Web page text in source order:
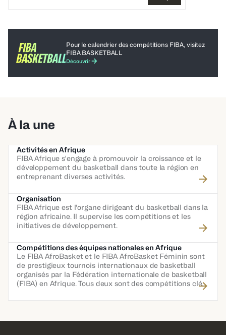
Pour le calendrier des compétitions FIBA, visitez
FIBA ​​BASKETBALL
Découvrir
À la une
Activités en Afrique
FIBA Afrique s'engage à promouvoir la croissance et le
développement du basketball dans toute la région en
entreprenant diverses activités.
Organisation
FIBA Afrique est l'organe dirigeant du basketball dans la
région africaine. Il supervise les compétitions et les
initiatives de développement.
Compétitions des équipes nationales en Afrique
Le FIBA AfroBasket et le FIBA AfroBasket Féminin sont
de prestigieux tournois internationaux de basketball
organisés par la Fédération internationale de basketball
(FIBA) en Afrique. Tous deux sont des compétitions clés